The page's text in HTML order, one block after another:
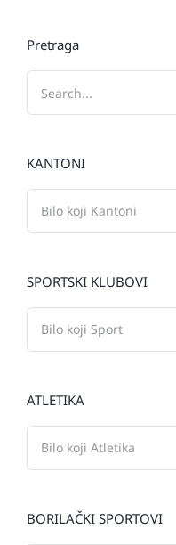
Pretraga
KANTONI
SPORTSKI KLUBOVI
ATLETIKA
BORILAČKI SPORTOVI